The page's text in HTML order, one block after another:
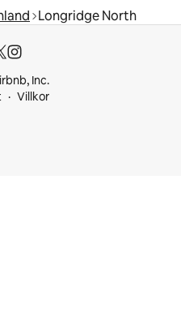
Longridge North
Inc.
Villkor